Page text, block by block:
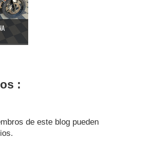
:
de este blog pueden